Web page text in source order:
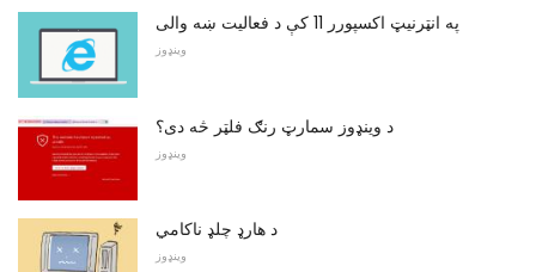
په انټرنیټ اکسپورر 11 کې د فعالیت ښه والی
وینډوز
د وینډوز سمارټ رنګ فلټر څه دی؟
وینډوز
د هارډ چلډ ناکامي
وینډوز